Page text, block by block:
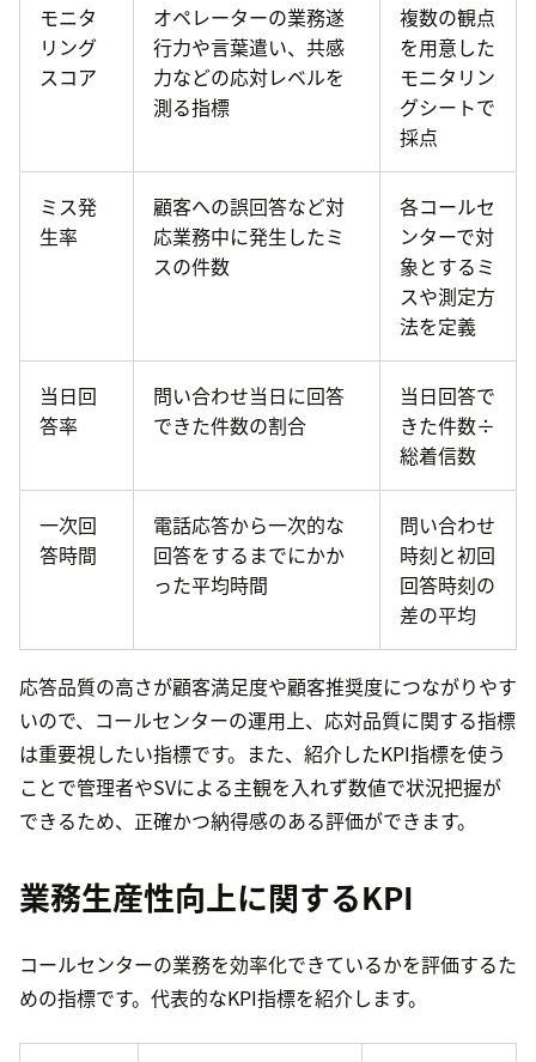
モニタ
リング
スコア
オペレーターの業務遂
行力や言葉遣い、共感
力などの応対レベルを
測る指標
複数の観点
を用意した
モニタリン
グシートで
採点
ミス発
生率
顧客への誤回答など対
応業務中に発生したミ
スの件数
各コールセ
ンターで対
象とするミ
スや測定方
法を定義
当日回
答率
問い合わせ当日に回答
できた件数の割合
当日回答で
きた件数÷
総着信数
一次回
答時間
電話応答から一次的な
回答をするまでにかか
った平均時間
問い合わせ
時刻と初回
回答時刻の
差の平均
応答品質の高さが顧客満足度や顧客推奨度につながりやす
いので、コールセンターの運用上、応対品質に関する指標
は重要視したい指標です。また、紹介したKPI指標を使う
ことで管理者やSVによる主観を入れず数値で状況把握が
できるため、正確かつ納得感のある評価ができます。
業務生産性向上に関するKPI
コールセンターの業務を効率化できているかを評価するた
めの指標です。代表的なKPI指標を紹介します。